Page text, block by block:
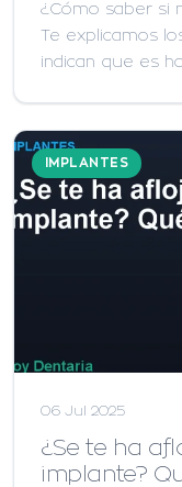
¿Cómo saber si
Te explicamos
indican que es
IMPLANTES
06 Jul 2025
¿Se te ha
implante?